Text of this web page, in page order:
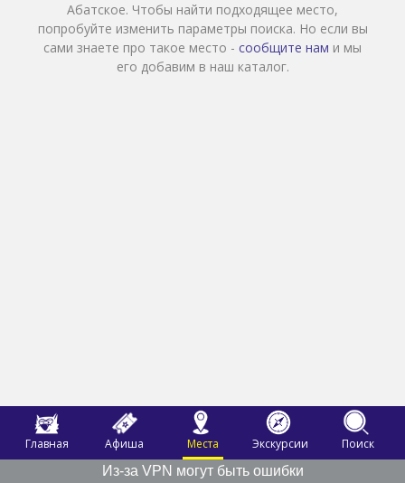
Главная Афиша Места Экскурсии
Поиск
Из-за VPN могут быть ошибки
Абатское. Чтобы найти подходящее место,
попробуйте изменить параметры поиска. Но если вы
сами знаете про такое место - сообщите нам и мы
его добавим в наш каталог.